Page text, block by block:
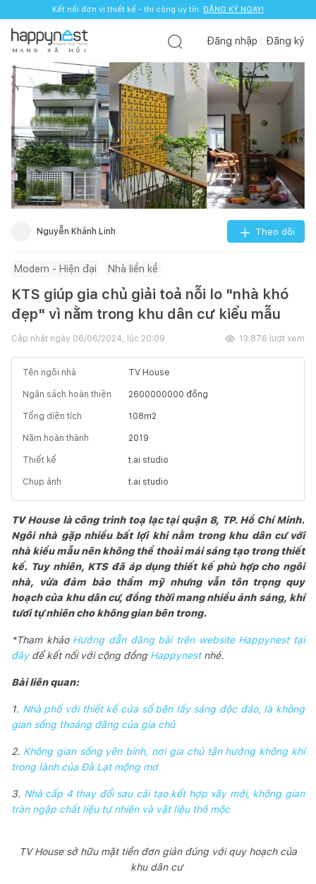
Kết nối đơn vị thiết kế - thi công uy tín. ĐĂNG KÝ NGAY!
M Ạ N G X Ã H Ộ I
Đăng nhập Đăng ký
Nguyễn Khánh Linh Theo dõi
Modern - Hiện đại Nhà liền kề
KTS giúp gia chủ giải toả nỗi lo "nhà khó
đẹp" vì nằm trong khu dân cư kiểu mẫu
Cập nhật ngày 06/06/2024, lúc 20:09 13.876 lượt xem
Tên ngôi nhà TV House
Ngân sách hoàn thiện 2600000000 đồng
Tổng diện tích 108m2
Năm hoàn thành 2019
Thiết kế t.ai studio
Chụp ảnh t.ai studio
TV House là công trình toạ lạc tại quận 8, TP. Hồ Chí Minh.
Ngôi nhà gặp nhiều bất lợi khi nằm trong khu dân cư với
nhà kiểu mẫu nên không thể thoải mái sáng tạo trong thiết
kế. Tuy nhiên, KTS đã áp dụng thiết kế phù hợp cho ngôi
nhà, vừa đảm bảo thẩm mỹ nhưng vẫn tôn trọng quy
hoạch của khu dân cư, đồng thời mang nhiều ánh sáng, khí
tươi tự nhiên cho không gian bên trong.
*Tham khảo Hướng dẫn đăng bài trên website Happynest tại
đâyđể kết nối với cộng đồng Happynestnhé.
Bài liên quan:
1. Nhà phố với thiết kế cửa sổ bên lấy sáng độc đáo, là không
gian sống thoáng đãng của gia chủ
2. Không gian sống yên bình, nơi gia chủ tận hưởng không khí
trong lành của Đà Lạt mộng mơ
3. Nhà cấp 4 thay đổi sau cải tạo kết hợp xây mới, không gian
tràn ngập chất liệu tự nhiên và vật liệu thô mộc
TV House sở hữu mặt tiền đơn giản đúng với quy hoạch của
khu dân cư